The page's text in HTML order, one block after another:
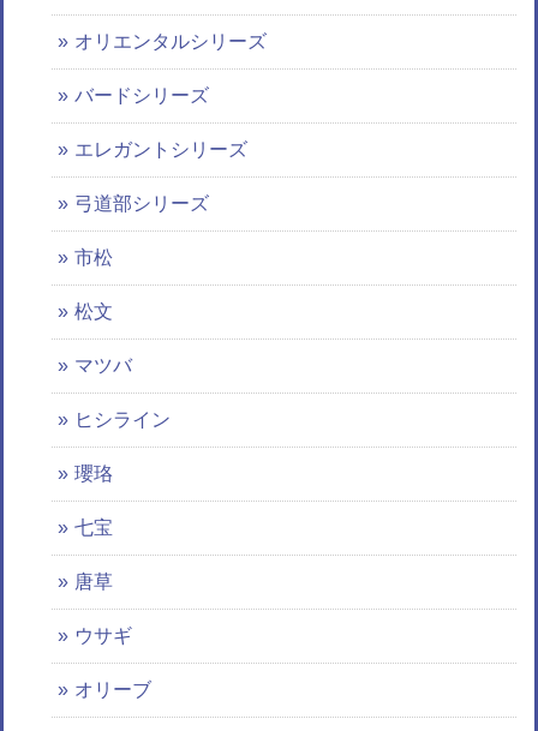
オリエンタルシリーズ
バードシリーズ
エレガントシリーズ
弓道部シリーズ
市松
松文
マツバ
ヒシライン
瓔珞
七宝
唐草
ウサギ
オリーブ